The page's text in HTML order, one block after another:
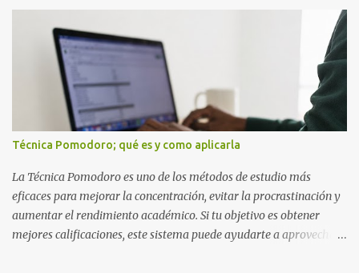
cuáles son los errores más comunes al estudiar, por qué afectan tu
rendimiento y qué puedes hacer para evitarlos. Si eres estudiante
de primaria, secundaria, bachillerato o universidad, estos consejos
te ayudarán a desarrollar hábitos de estudio mucho más efectivos.
¿Por qué es importante identificar los errores al estudiar? Muchas
personas creen que estudiar durante varias horas garantiza
buenos resultados. Sin embargo, la calidad del estudio es mucho
más importante que la cantidad de tiempo invertido. Cuando
detectas y corrige...
Técnica Pomodoro; qué es y como aplicarla
La Técnica Pomodoro es uno de los métodos de estudio más
eficaces para mejorar la concentración, evitar la procrastinación y
aumentar el rendimiento académico. Si tu objetivo es obtener
mejores calificaciones, este sistema puede ayudarte a aprovechar